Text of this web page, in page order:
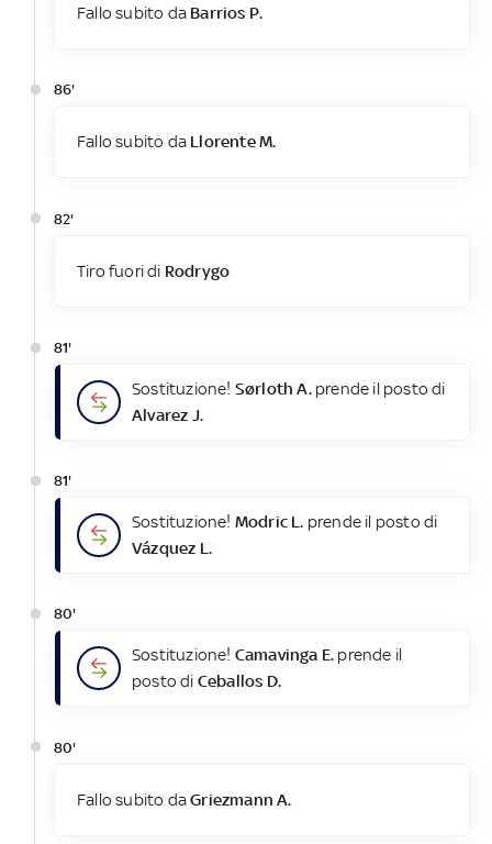
Fallo subito da Barrios P.
86'
Fallo subito da Llorente M.
82'
Tiro fuori di Rodrygo
81'
Sostituzione! Sørloth A.prende il posto di
Alvarez J.
81'
Sostituzione! Modric L. prende il posto di
Vázquez L.
80'
Sostituzione! Camavinga E. prende il
posto di Ceballos D.
80'
Fallo subito daGriezmann A.